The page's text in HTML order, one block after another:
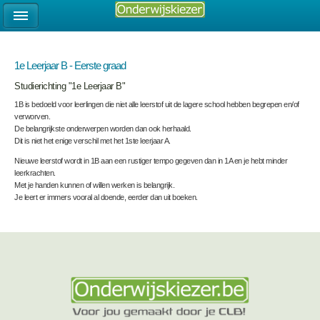
1e Leerjaar B - Eerste graad
Studierichting "1e Leerjaar B"
1B is bedoeld voor leerlingen die niet alle leerstof uit de lagere school hebben begrepen en/of
verworven.
De belangrijkste onderwerpen worden dan ook herhaald.
Dit is niet het enige verschil met het 1ste leerjaar A.
Nieuwe leerstof wordt in 1B aan een rustiger tempo gegeven dan in 1A en je hebt minder
leerkrachten.
Met je handen kunnen of willen werken is belangrijk.
Je leert er immers vooral al doende, eerder dan uit boeken.